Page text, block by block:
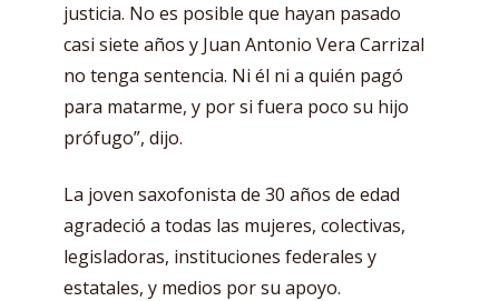
justicia. No es posible que hayan pasado
casi siete años y Juan Antonio Vera Carrizal
no tenga sentencia. Ni él ni a quién pagó
para matarme, y por si fuera poco su hijo
prófugo”, dijo.
La joven saxofonista de 30 años de edad
agradeció a todas las mujeres, colectivas,
legisladoras, instituciones federales y
estatales, y medios por su apoyo.